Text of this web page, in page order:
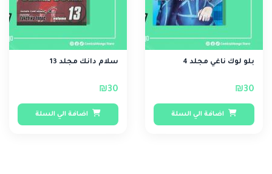
بلو لوك ناغي مجلد 4
₪30
اضافة الي السلة
سلام دانك مجلد 13
₪30
اضافة الي السلة